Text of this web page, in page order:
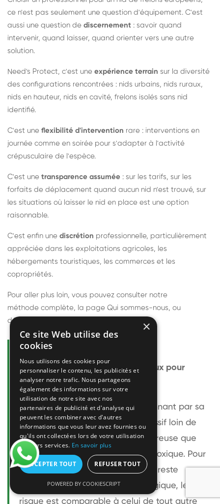
ce n'est pas seulement une question d'équipement. C'est
aussi une question de discernement : savoir quand
intervenir, quand laisser, quand orienter vers une autre
solution.
Need's Protect, c'est une expérience terrain sur la diversité
des configurations rencontrées : nids urbains, nids ruraux,
nids en hauteur, nids en cavité, frelons isolés sans nid
identifié.
C'est une flexibilité d'intervention rare : interventions en
journée comme en soirée pour s'adapter à l'activité
crépusculaire de l'espèce.
C'est une transparence assumée : sur les tarifs, sur les
forfaits de déplacement quand aucun nid n'est trouvé, sur
les situations où laisser le nid en place est une option
raisonnable.
C'est enfin une discrétion professionnelle, particulièrement
appréciée dans les exploitations agricoles, les
hébergements touristiques, les commerces et les
copropriétés.
Pour aller plus loin, vous pouvez consulter notre
méthode complète, la page Qui sommes-nous, ou
découvrir
Questions fréquentes
Le frelon européen est-il dangereux pour
l'homme ?
Le frelon européen est impressionnant par sa
taille mais relativement peu agressif loin de
son nid. Sa piqûre est plus douloureuse que
celle d'une guêpe sans être plus toxique. Pour
une personne non allergique, elle reste
bénigne. Pour une personne allergique, le
risque est comparable à celui de tout autre
×
Ce site Web utilise des
cookies
Nous utilisons des cookies pour
personnaliser le contenu, les publicités et
analyser notre trafic. Nous partageons
également des informations sur votre
utilisation de notre site avec nos
partenaires de publicité et d'analyse qui
peuvent les combiner avec d'autres
informations que vous leur avez fournies ou
qu'ils ont collectées lors de votre utilisation
de leurs services. En savoir plus
ACCEPTER TOUT REFUSER TOUT
POWERED BY COOKIESCRIPT